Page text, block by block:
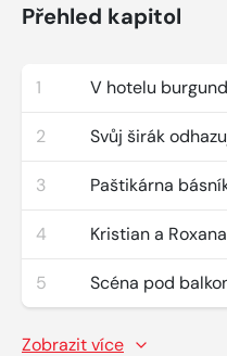
Přehled kapitol
1 V hotelu
2 Svůj širák
3 Paštikárna
4 Kristian a Roxana
5 Scéna pod
Zobrazit více